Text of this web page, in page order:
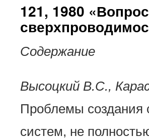
121, 1980
Содержание
Высоцкий В.С.,
Проблемы создания
систем, не